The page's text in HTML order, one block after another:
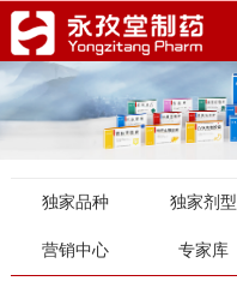
独家品种 独家剂型
营销中心 专家库